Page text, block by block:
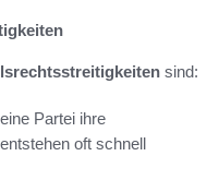
sind:
Partei ihre
oft schnell